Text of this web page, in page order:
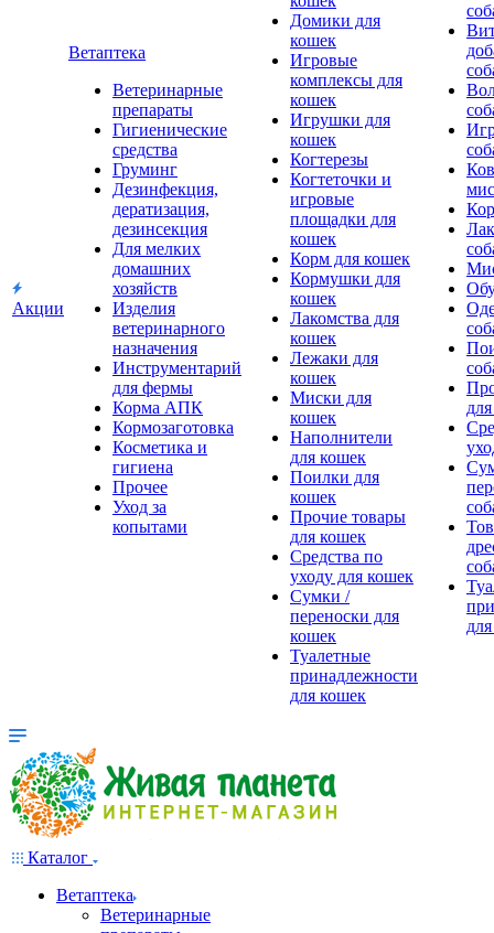
Акции
Ветаптека
Ветеринарные
препараты
Гигиенические
средства
Груминг
Дезинфекция,
дератизация,
дезинсекция
Для мелких
домашних
хозяйств
Изделия
ветеринарного
назначения
Инструментарий
для фермы
Корма АПК
Кормозаготовка
Косметика и
гигиена
Прочее
Уход за
копытами
Домики для
кошек
Игровые
комплексы для
кошек
Игрушки для
кошек
Когтерезы
Когтеточки и
игровые
площадки для
кошек
Корм для кошек
Кормушки для
кошек
Лакомства для
кошек
Лежаки для
кошек
Миски для
кошек
Наполнители
для кошек
Поилки для
кошек
Прочие товары
для кошек
Средства по
уходу для кошек
Сумки /
переноски для
кошек
Туалетные
принадлежности
для кошек
Каталог
Ветаптека
Ветеринарные